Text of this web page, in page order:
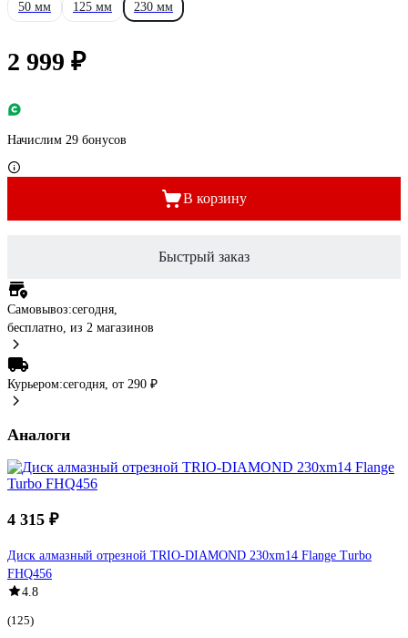
50 мм 125 мм 230 мм
2 999 ₽
Начислим 29 бонусов
В корзину
Быстрый заказ
Самовывоз:сегодня,
бесплатно, из 2 магазинов
Курьером:сегодня, от 290 ₽
Аналоги
4 315 ₽
Диск алмазный отрезной TRIO-DIAMOND 230хm14 Flange Turbo
FHQ456
4.8
(125)